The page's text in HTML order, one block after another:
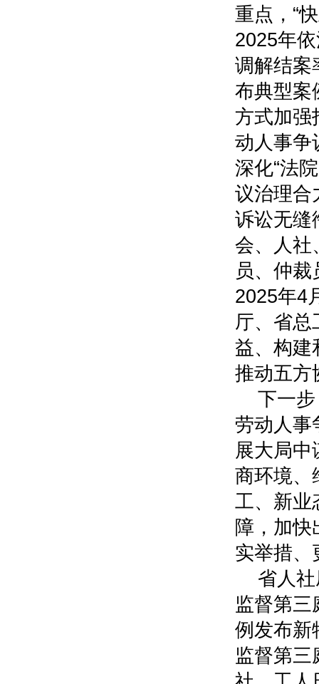
重点，“
2025年
调解结案
布典型案
方式加强
动人事争
深化“法
议治理合
诉讼无缝
会、人社
员、仲
2025年4
厅、省总
益、构建
推动五方
下一
劳动人事
展大局
商环境、
工、新业
障，加
实举措、
省人
监督第
例发布新
监督第